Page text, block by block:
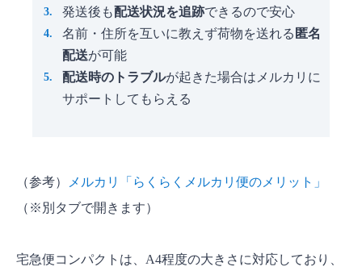
発送後も配送状況を追跡できるので安心
名前・住所を互いに教えず荷物を送れる 匿名
配送が可能
配送時のトラブルが起きた場合はメルカリに
サポートしてもらえる
（参考）
メルカリ「らくらくメルカリ便のメリット」
（※別タブで開きます）
宅急便コンパクトは、A4程度の大きさに対応しており、